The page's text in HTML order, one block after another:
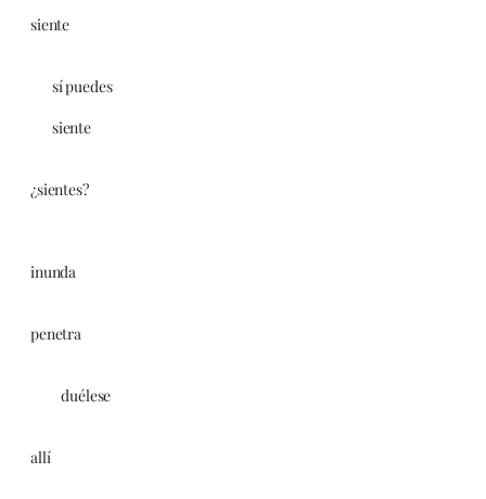
siente
sí puedes
siente
¿sientes?
inunda
penetra
duélese
allí